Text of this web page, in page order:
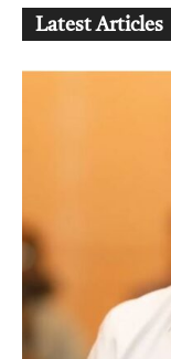
Latest Articles